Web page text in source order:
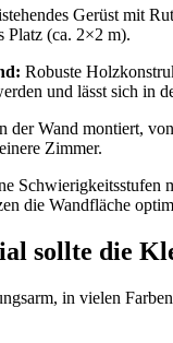
Gerüst mit
Platz (ca. 2×2 m).
Robuste
und lässt sich in
der Wand montiert,
Zimmer.
Schwierigkeitsstufen
die Wandfläche
sollte die
in vielen